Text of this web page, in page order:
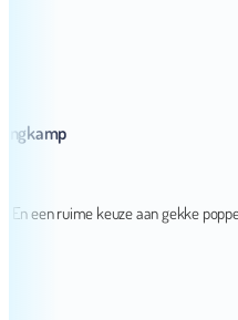
ruime keuze aan gekke poppen.